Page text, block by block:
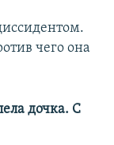
чего она
дочка. С